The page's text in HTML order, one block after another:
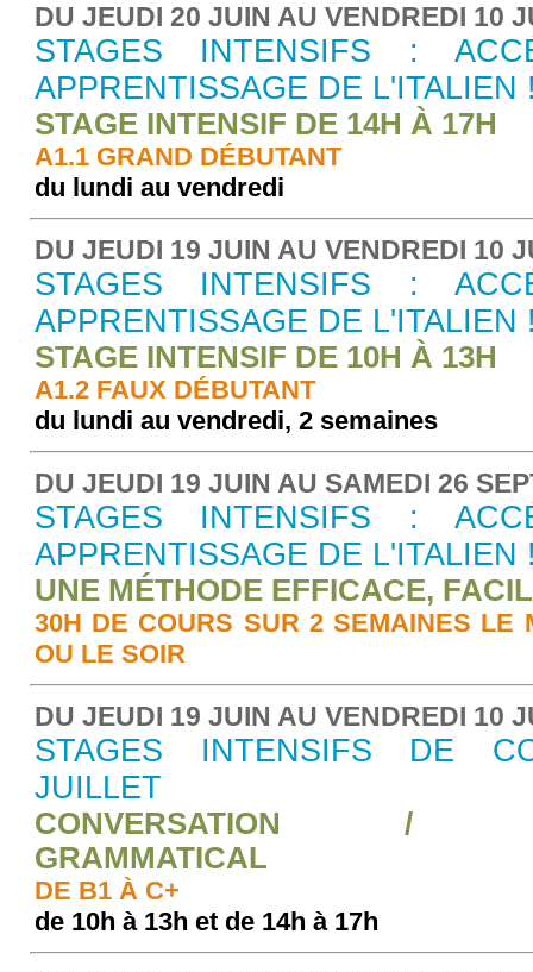
DU JEUDI 20 JUIN AU VENDREDI 10
STAGES INTENSIFS :
APPRENTISSAGE DE L'ITALIEN
STAGE INTENSIF DE 14H À 17H
A1.1 GRAND DÉBUTANT
du lundi au vendredi
DU JEUDI 19 JUIN AU VENDREDI 10
STAGES INTENSIFS :
APPRENTISSAGE DE L'ITALIEN
STAGE INTENSIF DE 10H À 13H
A1.2 FAUX DÉBUTANT
du lundi au vendredi, 2 semaines
DU JEUDI 19 JUIN AU SAMEDI 26
STAGES INTENSIFS :
APPRENTISSAGE DE L'ITALIEN
UNE MÉTHODE EFFICACE,
30H DE COURS SUR 2 SEMAINES LE
OU LE SOIR
DU JEUDI 19 JUIN AU VENDREDI 10
STAGES INTENSIFS DE
JUILLET
CONVERSATION /
GRAMMATICAL
DE B1 À C+
de 10h à 13h et de 14h à 17h